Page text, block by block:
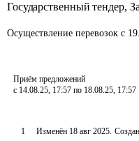
Государственный тендер,
Осуществление перевозок с
Приём предложений
с 14.08.25, 17:57 по 18.08.25, 17:57
1 Изменён 18 авг 2025. Создан